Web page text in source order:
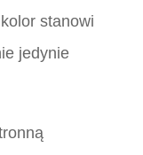
stanowi
jedynie